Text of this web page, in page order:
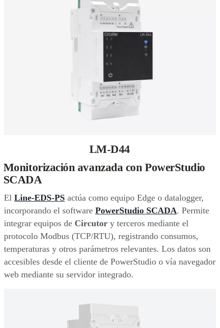
LM-D44
Monitorización avanzada con PowerStudio
SCADA
El Line-EDS-PS actúa como equipo Edge o datalogger,
incorporando el software PowerStudio SCADA. Permite
integrar equipos de Circutor y terceros mediante el
protocolo Modbus (TCP/RTU), registrando consumos,
temperaturas y otros parámetros relevantes. Los datos son
accesibles desde el cliente de PowerStudio o vía navegador
web mediante su servidor integrado.